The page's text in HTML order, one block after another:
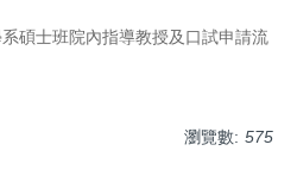
碩士班院內指導教授及口試申請流
瀏覽數: 575